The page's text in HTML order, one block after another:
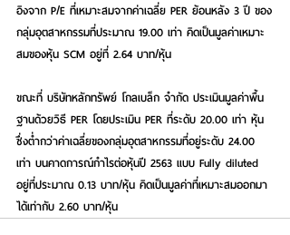
อิงจาก P/E ที่เหมาะสมจากค่าเฉลี่ย PER ย้อนหลัง 3 ปี ของ
กลุ่มอุตสาหกรรมที่ประมาณ 19.00 เท่า คิดเป็นมูลค่าเหมาะ
สมของหุ้น SCM อยู่ที่ 2.64 บาท/หุ้น
ขณะที่ บริษัทหลักทรัพย์ โกลเบล็ก จำกัด ประเมินมูลค่าพื้น
ฐานด้วยวิธี PER โดยประเมิน PER ที่ระดับ 20.00 เท่า หุ้น
ซึ่งต่ำกว่าค่าเฉลี่ยของกลุ่มอุตสาหกรรมที่อยู่ระดับ 24.00
เท่า บนคาดการณ์กำไรต่อหุ้นปี 2563 แบบ Fully diluted
อยู่ที่ประมาณ 0.13 บาท/หุ้น คิดเป็นมูลค่าที่เหมาะสมออกมา
ได้เท่ากับ 2.60 บาท/หุ้น